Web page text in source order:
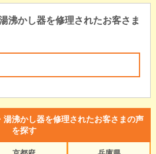
沸かし器を修理されたお客さま
湯沸かし器を修理されたお客さまの声
を探す